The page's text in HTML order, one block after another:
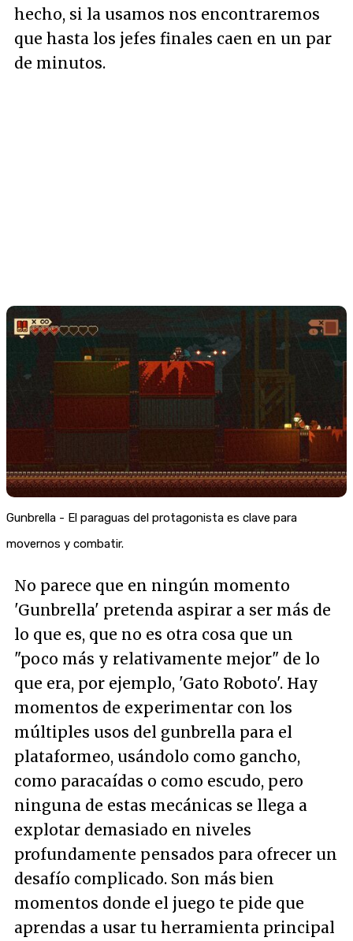
hecho, si la usamos nos encontraremos
que hasta los jefes finales caen en un par
de minutos.
Gunbrella - El paraguas del protagonista es clave para
movernos y combatir.
No parece que en ningún momento
'Gunbrella' pretenda aspirar a ser más de
lo que es, que no es otra cosa que un
"poco más y relativamente mejor" de lo
que era, por ejemplo, 'Gato Roboto'. Hay
momentos de experimentar con los
múltiples usos del gunbrella para el
plataformeo, usándolo como gancho,
como paracaídas o como escudo, pero
ninguna de estas mecánicas se llega a
explotar demasiado en niveles
profundamente pensados para ofrecer un
desafío complicado. Son más bien
momentos donde el juego te pide que
aprendas a usar tu herramienta principal